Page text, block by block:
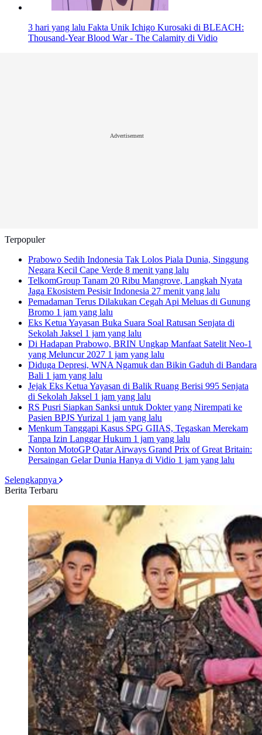
3 hari yang lalu Fakta Unik Ichigo Kurosaki di BLEACH:
Thousand-Year Blood War - The Calamity di Vidio
Advertisement
Terpopuler
Prabowo Sedih Indonesia Tak Lolos Piala Dunia, Singgung
Negara Kecil Cape Verde 8 menit yang lalu
TelkomGroup Tanam 20 Ribu Mangrove, Langkah Nyata
Jaga Ekosistem Pesisir Indonesia 27 menit yang lalu
Pemadaman Terus Dilakukan Cegah Api Meluas di Gunung
Bromo 1 jam yang lalu
Eks Ketua Yayasan Buka Suara Soal Ratusan Senjata di
Sekolah Jaksel 1 jam yang lalu
Di Hadapan Prabowo, BRIN Ungkap Manfaat Satelit Neo-1
yang Meluncur 2027 1 jam yang lalu
Diduga Depresi, WNA Ngamuk dan Bikin Gaduh di Bandara
Bali 1 jam yang lalu
Jejak Eks Ketua Yayasan di Balik Ruang Berisi 995 Senjata
di Sekolah Jaksel 1 jam yang lalu
RS Pusri Siapkan Sanksi untuk Dokter yang Nirempati ke
Pasien BPJS Yurizal 1 jam yang lalu
Menkum Tanggapi Kasus SPG GIIAS, Tegaskan Merekam
Tanpa Izin Langgar Hukum 1 jam yang lalu
Nonton MotoGP Qatar Airways Grand Prix of Great Britain:
Persaingan Gelar Dunia Hanya di Vidio 1 jam yang lalu
Selengkapnya
Berita Terbaru